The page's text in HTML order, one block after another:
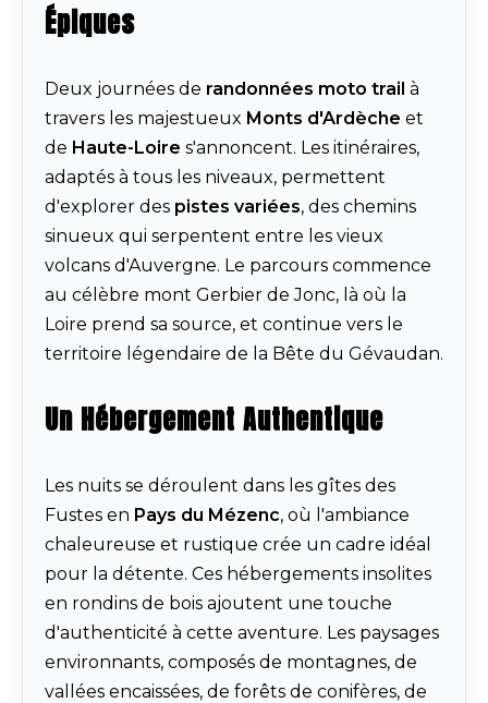
Épiques
Deux journées de randonnées moto trail à
travers les majestueux Monts d'Ardèche et
de Haute-Loire s'annoncent. Les itinéraires,
adaptés à tous les niveaux, permettent
d'explorer des pistes variées, des chemins
sinueux qui serpentent entre les vieux
volcans d'Auvergne. Le parcours commence
au célèbre mont Gerbier de Jonc, là où la
Loire prend sa source, et continue vers le
territoire légendaire de la Bête du Gévaudan.
Un Hébergement Authentique
Les nuits se déroulent dans les gîtes des
Fustes en Pays du Mézenc, où l'ambiance
chaleureuse et rustique crée un cadre idéal
pour la détente. Ces hébergements insolites
en rondins de bois ajoutent une touche
d'authenticité à cette aventure. Les paysages
environnants, composés de montagnes, de
vallées encaissées, de forêts de conifères, de